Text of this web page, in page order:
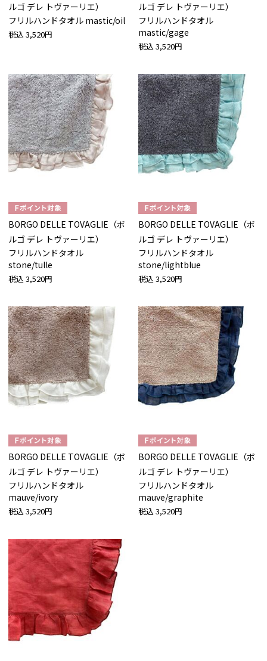
ルゴ デレ トヴァーリエ）
フリルハンドタオル mastic/oil
税込 3,520円
ルゴ デレ トヴァーリエ）
フリルハンドタオル
mastic/gage
税込 3,520円
BORGO DELLE TOVAGLIE（ボ
ルゴ デレ トヴァーリエ）
フリルハンドタオル
stone/tulle
税込 3,520円
BORGO DELLE TOVAGLIE（ボ
ルゴ デレ トヴァーリエ）
フリルハンドタオル
stone/lightblue
税込 3,520円
BORGO DELLE TOVAGLIE（ボ
ルゴ デレ トヴァーリエ）
フリルハンドタオル
mauve/ivory
税込 3,520円
BORGO DELLE TOVAGLIE（ボ
ルゴ デレ トヴァーリエ）
フリルハンドタオル
mauve/graphite
税込 3,520円